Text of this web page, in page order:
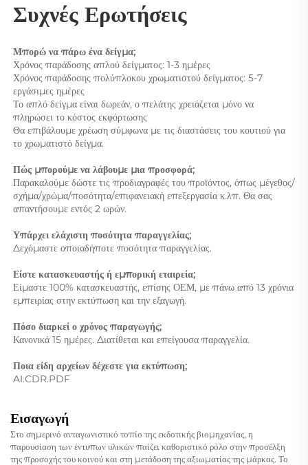
Συχνές Ερωτήσεις
Μπορώ να πάρω ένα δείγμα;
Χρόνος παράδοσης απλού δείγματος: 1-3 ημέρες
Χρόνος παράδοσης πολύπλοκου χρωματιστού δείγματος: 5-7
εργάσιμες ημέρες
Το απλό δείγμα είναι δωρεάν, ο πελάτης χρειάζεται μόνο να
πληρώσει το κόστος εκφόρτωσης
Θα επιβάλουμε χρέωση σύμφωνα με τις διαστάσεις του κουτιού για
το χρωματιστό δείγμα.
Πώς μπορούμε να λάβουμε μια προσφορά;
Παρακαλούμε δώστε τις προδιαγραφές του προϊόντος, όπως μέγεθος/
σχήμα/χρώμα/ποσότητα/επιφανειακή επεξεργασία κ.λπ. Θα σας
απαντήσουμε εντός 2 ωρών.
Υπάρχει ελάχιστη ποσότητα παραγγελίας;
Δεχόμαστε οποιαδήποτε ποσότητα παραγγελίας.
Είστε κατασκευαστής ή εμπορική εταιρεία;
Είμαστε 100% κατασκευαστής, επίσης ΟΕΜ, με πάνω από 13 χρόνια
εμπειρίας στην εκτύπωση και την εξαγωγή.
Πόσο διαρκεί ο χρόνος παραγωγής;
Κανονικά 15 ημέρες. Διατίθεται και επείγουσα παραγγελία.
Ποια είδη αρχείων δέχεστε για εκτύπωση;
AI.CDR.PDF
Εισαγωγή
Στο σημερινό ανταγωνιστικό τοπίο της εκδοτικής βιομηχανίας, η
παρουσίαση των έντυπων υλικών παίζει καθοριστικό ρόλο στην προσέλξη
της προσοχής του κοινού και στη μετάδοση της αξιωματίας της μάρκας. Το